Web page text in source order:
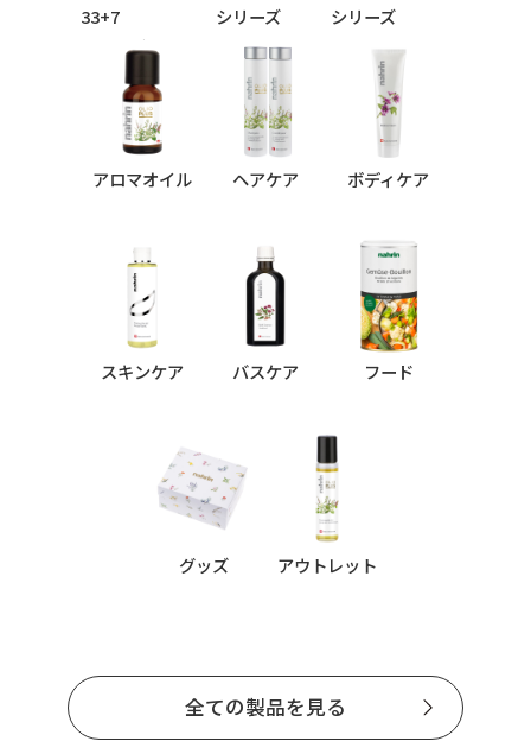
33+7
シリーズ
シリーズ
シリーズ
アロマオイル ヘアケア ボディケア
スキンケア バスケア フード
グッズ アウトレット
全ての製品を見る